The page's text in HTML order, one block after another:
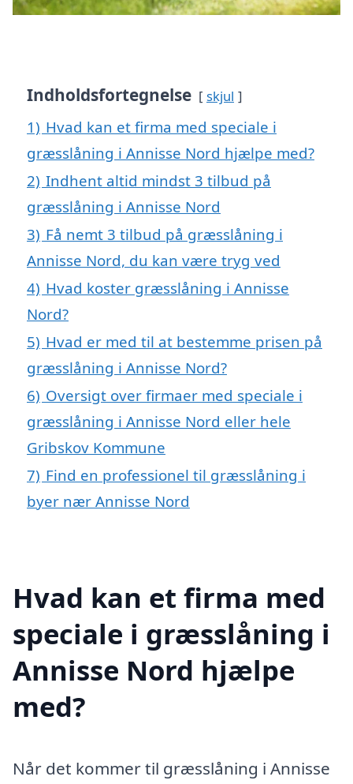
Indholdsfortegnelse skjul
1) Hvad kan et firma med speciale i
græsslåning i Annisse Nord hjælpe med?
2) Indhent altid mindst 3 tilbud på
græsslåning i Annisse Nord
3) Få nemt 3 tilbud på græsslåning i
Annisse Nord, du kan være tryg ved
4) Hvad koster græsslåning i Annisse
Nord?
5) Hvad er med til at bestemme prisen på
græsslåning i Annisse Nord?
6) Oversigt over firmaer med speciale i
græsslåning i Annisse Nord eller hele
Gribskov Kommune
7) Find en professionel til græsslåning i
byer nær Annisse Nord
Hvad kan et firma med
speciale i græsslåning i
Annisse Nord hjælpe
med?
Når det kommer til græsslåning i Annisse